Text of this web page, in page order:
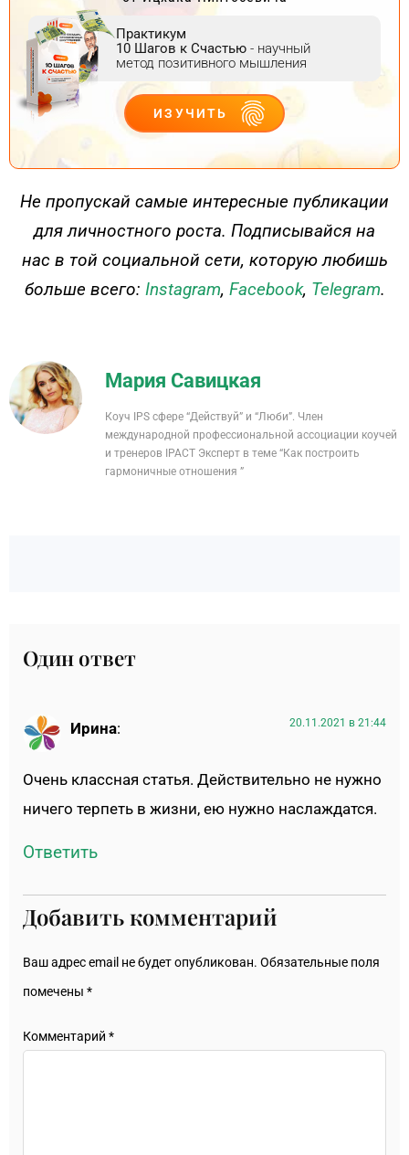
Практикум
10 Шагов к Счастью - научный
метод позитивного мышления
ИЗУЧИТЬ
ДЕЙСТВУЙ
Не пропускай самые интересные публикации
для личностного роста. Подписывайся на
нас в той социальной сети, которую любишь
больше всего: Instagram, Facebook, Telegram.
Мария Савицкая
Коуч IPS сфере “Действуй” и “Люби”. Член
международной профессиональной ассоциации коучей
и тренеров IPACT Эксперт в теме “Как построить
гармоничные отношения ”
Один ответ
Ирина: 20.11.2021 в 21:44
Очень классная статья. Действительно не нужно
ничего терпеть в жизни, ею нужно наслаждатся.
Ответить
Добавить комментарий
Ваш адрес email не будет опубликован. Обязательные поля
помечены *
Комментарий *